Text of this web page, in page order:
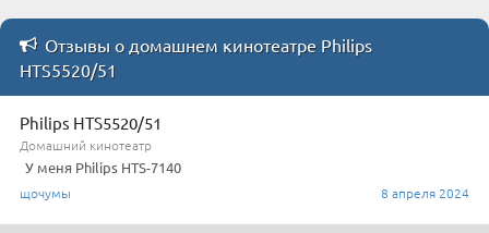
Отзывы о домашнем кинотеатре Philips
HTS5520/51
Philips HTS5520/51
Домашний кинотеатр
У меня Philips HTS-7140
щочумы 8 апреля 2024